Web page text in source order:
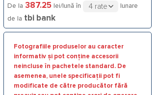
De la 387.25 lei/lună în
lunare
de la tbi bank
Fotografiile produselor au caracter
informativ și pot conține accesorii
neincluse în pachetele standard. De
asemenea, unele specificații pot fi
modificate de către producător fără